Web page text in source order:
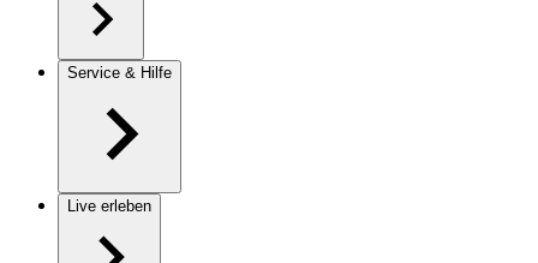
Service & Hilfe
Live erleben